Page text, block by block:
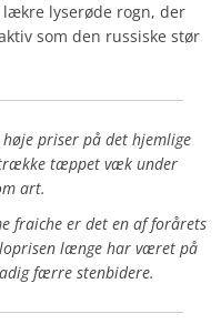
lyserøde rogn, der
som den russiske stør
priser på det hjemlige
tæppet væk under
art.
fraiche er det en af forårets
længe har været på
færre stenbidere.